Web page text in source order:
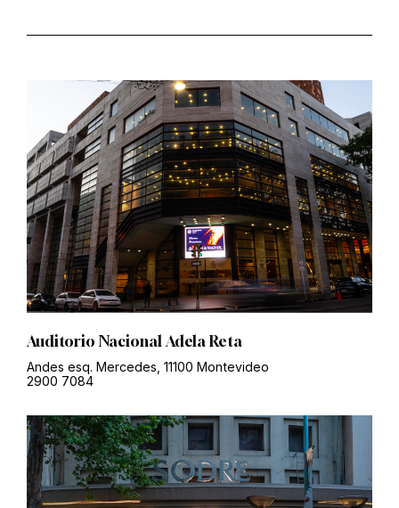
Auditorio Nacional Adela Reta
Andes esq. Mercedes, 11100 Montevideo
2900 7084